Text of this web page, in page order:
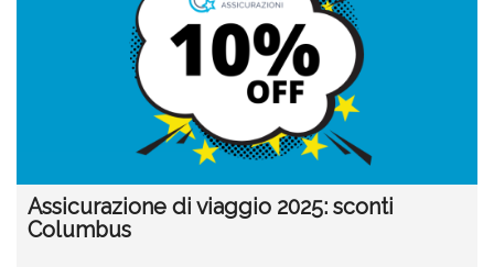
Assicurazione di viaggio 2025: sconti
Columbus